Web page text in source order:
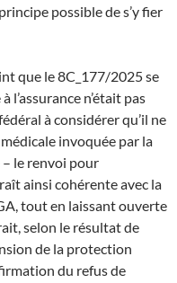
possible de s’y fier
que le 8C_177/2025 se
l’assurance n’était pas
à considérer qu’il ne
invoquée par la
le renvoi pour
ainsi cohérente avec la
tout en laissant ouverte
selon le résultat de
de la protection
du refus de